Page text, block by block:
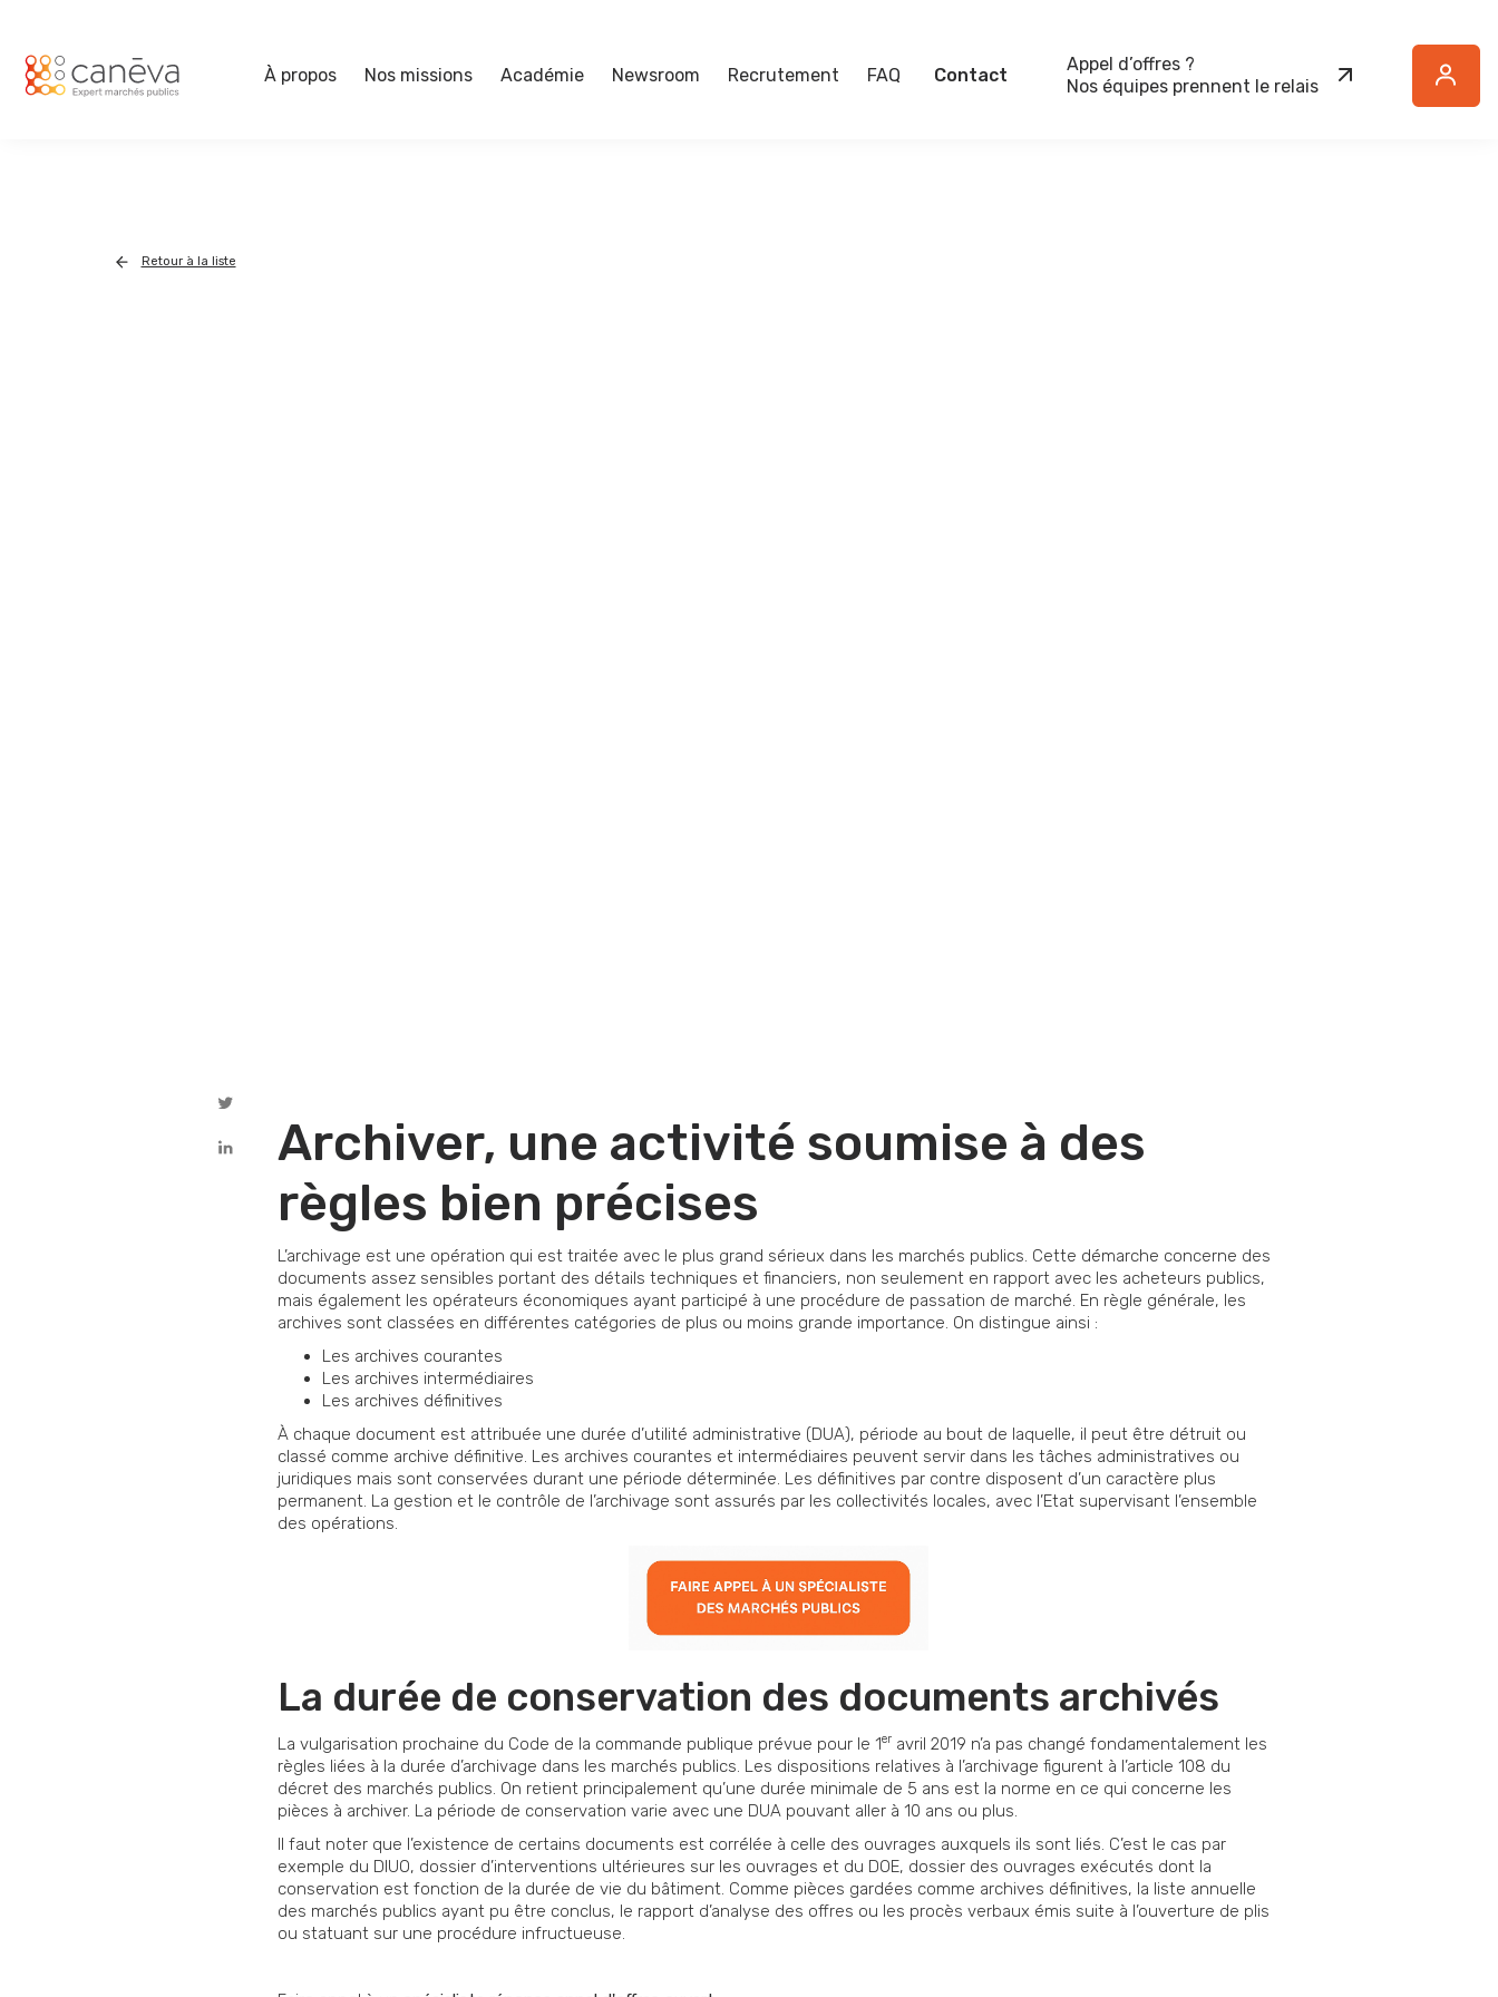
À propos Nos missions Académie Newsroom Recrutement FAQ Contact
Appel d’offres ?
Nos équipes prennent le relais
Button
Retour à la liste
Archiver, une activité soumise à des
règles bien précises
L’archivage est une opération qui est traitée avec le plus grand sérieux dans les marchés publics. Cette démarche concerne des
documents assez sensibles portant des détails techniques et financiers, non seulement en rapport avec les acheteurs publics,
mais également les opérateurs économiques ayant participé à une procédure de passation de marché. En règle générale, les
archives sont classées en différentes catégories de plus ou moins grande importance. On distingue ainsi :
Les archives courantes
Les archives intermédiaires
Les archives définitives
À chaque document est attribuée une durée d’utilité administrative (DUA), période au bout de laquelle, il peut être détruit ou
classé comme archive définitive. Les archives courantes et intermédiaires peuvent servir dans les tâches administratives ou
juridiques mais sont conservées durant une période déterminée. Les définitives par contre disposent d’un caractère plus
permanent. La gestion et le contrôle de l’archivage sont assurés par les collectivités locales, avec l’Etat supervisant l’ensemble
des opérations.
La durée de conservation des documents archivés
La vulgarisation prochaine du Code de la commande publique prévue pour le 1er avril 2019 n’a pas changé fondamentalement les
règles liées à la durée d’archivage dans les marchés publics. Les dispositions relatives à l’archivage figurent à l’article 108 du
décret des marchés publics. On retient principalement qu’une durée minimale de 5 ans est la norme en ce qui concerne les
pièces à archiver. La période de conservation varie avec une DUA pouvant aller à 10 ans ou plus.
Il faut noter que l’existence de certains documents est corrélée à celle des ouvrages auxquels ils sont liés. C’est le cas par
exemple du DIUO, dossier d’interventions ultérieures sur les ouvrages et du DOE, dossier des ouvrages exécutés dont la
conservation est fonction de la durée de vie du bâtiment. Comme pièces gardées comme archives définitives, la liste annuelle
des marchés publics ayant pu être conclus, le rapport d’analyse des offres ou les procès verbaux émis suite à l’ouverture de plis
ou statuant sur une procédure infructueuse.